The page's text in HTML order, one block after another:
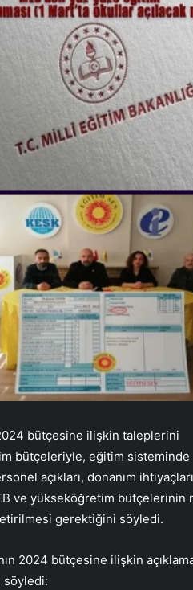
2024 bütçesine ilişkin taleplerini
bütçeleriyle, eğitim sisteminde
açıkları, donanım
ve yükseköğretim bütçelerinin
gerektiğini söyledi.
2024 bütçesine ilişkin
söyledi: